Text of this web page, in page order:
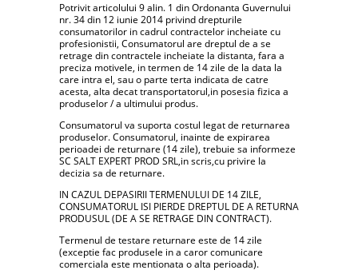
Potrivit articolului 9 alin. 1 din Ordonanta Guvernului
nr. 34 din 12 iunie 2014 privind drepturile
consumatorilor in cadrul contractelor incheiate cu
profesionistii, Consumatorul are dreptul de a se
retrage din contractele incheiate la distanta, fara a
preciza motivele, in termen de 14 zile de la data la
care intra el, sau o parte terta indicata de catre
acesta, alta decat transportatorul,in posesia fizica a
produselor / a ultimului produs.
Consumatorul va suporta costul legat de returnarea
produselor. Consumatorul, inainte de expirarea
perioadei de returnare (14 zile), trebuie sa informeze
SC SALT EXPERT PROD SRL,in scris,cu privire la
decizia sa de returnare.
IN CAZUL DEPASIRII TERMENULUI DE 14 ZILE,
CONSUMATORUL ISI PIERDE DREPTUL DE A RETURNA
PRODUSUL (DE A SE RETRAGE DIN CONTRACT).
Termenul de testare returnare este de 14 zile
(exceptie fac produsele in a caror comunicare
comerciala este mentionata o alta perioada).